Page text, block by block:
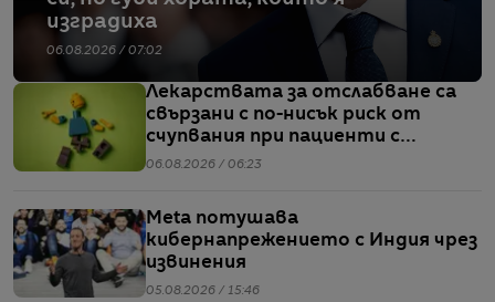
изградиха
06.08.2026 / 07:02
Лекарствата за отслабване са
свързани с по-нисък риск от
счупвания при пациенти с
диабет, сочи проучване
06.08.2026 / 06:23
Meta потушава
кибернапрежението с Индия чрез
извинения
05.08.2026 / 15:46